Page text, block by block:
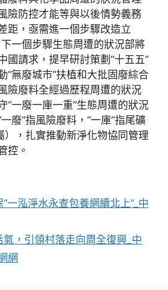
險防控才能等與以後情勢義務
距，亟需進一個步驟改造立
一個步驟生態周遭的狀況部將
國請求，提早研討策劃“十五五”
“無廢城市”扶植和大批固廢綜合
險廢料全經過歷程周遭的狀況
“一廢一庫一重”生態周遭的狀況
廢”指風險廢料，“一庫”指尾礦
），扎實推動新淨化物協同管理
控。
一泓淨水永查包養網續北上”_中
，引領村落走向周全復興_中
網